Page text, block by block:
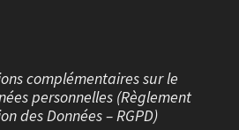
complémentaires sur le
personnelles (Règlement
des Données – RGPD)